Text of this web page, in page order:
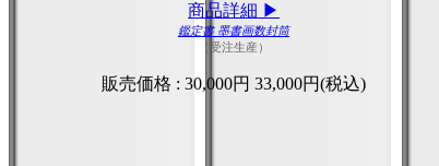
商品詳細 ▶
鑑定書 墨書画数封筒
（受注生産）
販売価格 :30,000円 33,000円(税込)